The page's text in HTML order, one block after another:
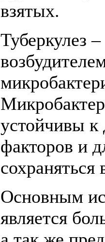
взятых.
Туберкулез
устойчивы к
факторов и
Основным
является